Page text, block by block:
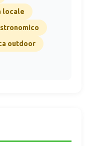
locale
outdoor